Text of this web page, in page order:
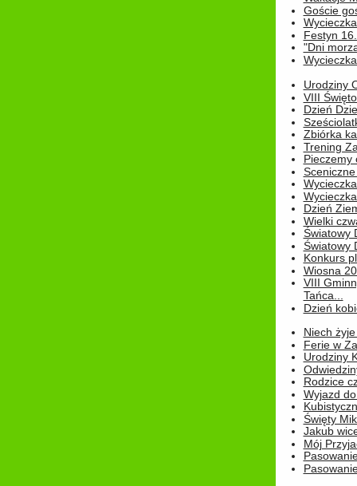
Goście
Festyn
"Dni
Urodziny
VIII
Dzień
Zbiórka
Trening
Pieczemy
Dzień
Wielki
Światowy
Światowy
Konkurs
Wiosna
VIII
Tańca...
Dzień
Niech
Ferie w
Urodziny
Rodzice
Wyjazd
Święty
Jakub
Mój